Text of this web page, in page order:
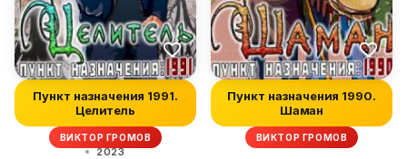
Пункт назначения 1991.
Целитель
ВИКТОР ГРОМОВ
2023
Пункт назначения 1990.
Шаман
ВИКТОР ГРОМОВ